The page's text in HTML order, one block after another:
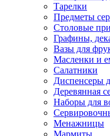
Тарелки
Предметы
Столовые
Графины,
Вазы для
Масленки и
Салатники
Диспенсеры
Деревянная
Наборы для
Менажницы
Мармиты